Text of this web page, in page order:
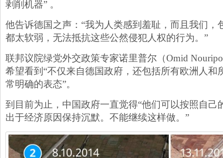
剥削机器” 。
他告诉德国之声：“我为人类感到羞耻，而且我们，
都太软弱，无法抵抗这些公然侵犯人权的行为。”
联邦议院绿党外交政策专家诺里普尔（Omid
希望看到“不仅来自德国政府，还包括所有欧洲人和
常明确的表态”。
到目前为止，中国政府一直觉得“他们可以按照自己
出于经济原因保持沉默。不能继续这样做。”